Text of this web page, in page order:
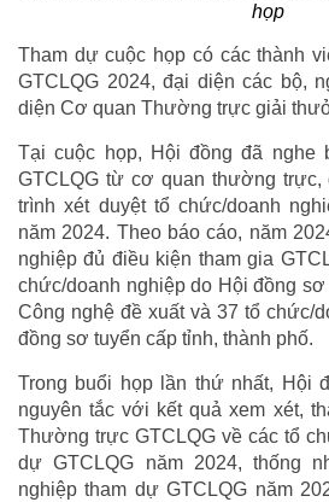
họp
Tham dự cuộc họp có các thành
GTCLQG 2024, đại diện các bộ,
diện Cơ quan Thường trực giải
Tại cuộc họp, Hội đồng đã nghe
GTCLQG từ cơ quan thường trực,
trình xét duyệt tổ chức/doanh
năm 2024. Theo báo cáo, năm
nghiệp đủ điều kiện tham gia
chức/doanh nghiệp do Hội đồng
Công nghệ đề xuất và 37 tổ chức/
đồng sơ tuyển cấp tỉnh, thành phố​.
Trong buổi họp lần thứ nhất, Hội
nguyên tắc với kết quả xem xét,
Thường trực GTCLQG về các tổ
dự GTCLQG năm 2024, thống
nghiệp tham dự GTCLQG năm